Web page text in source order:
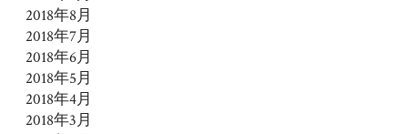
2018年8月
2018年7月
2018年6月
2018年5月
2018年4月
2018年3月